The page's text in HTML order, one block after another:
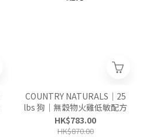
COUNTRY NATURALS｜25
lbs 狗｜無穀物火雞低敏配方
HK$783.00
HK$870.00